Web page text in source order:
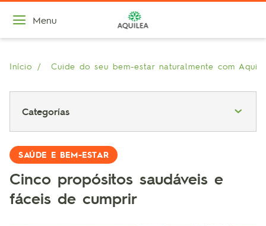
Menu
Início Cuide do seu bem-estar naturalmente com
SAÚDE E BEM-ESTAR
Cinco propósitos saudáveis e
fáceis de cumprir
Categorías